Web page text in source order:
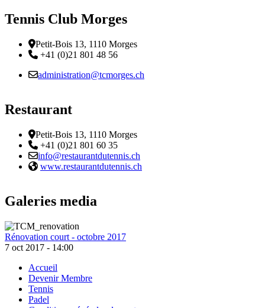
Tennis Club Morges
Adresse
Petit-Bois 13, 1110 Morges
Téléphone:
+41 (0)21 801 48 56
Email :
administration@tcmorges.ch
Restaurant
Adresse
Petit-Bois 13, 1110 Morges
Téléphone:
+41 (0)21 801 60 35
Email :
info@restaurantdutennis.ch
Site web:
www.restaurantdutennis.ch
Galeries media
Rénovation court - octobre 2017
7 oct 2017 - 14:00
Footer
Accueil
Devenir Membre
Tennis
Padel